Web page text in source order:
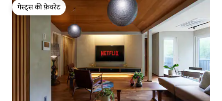
गेस्ट्स की फ़ेवरेट
गेस्ट्स की फ़ेवरेट